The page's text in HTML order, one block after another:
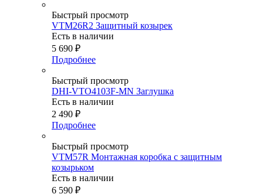
Быстрый просмотр
VTM26R2 Защитный козырек
Есть в наличии
5 690 ₽
Подробнее
Быстрый просмотр
DHI-VTO4103F-MN Заглушка
Есть в наличии
2 490 ₽
Подробнее
Быстрый просмотр
VTM57R Монтажная коробка c защитным
козырьком
Есть в наличии
6 590 ₽